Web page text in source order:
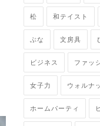
松 和テイスト
ぶな 文房具
ビジネス ファッ
女子力 ウォルナ
ホームパーティ